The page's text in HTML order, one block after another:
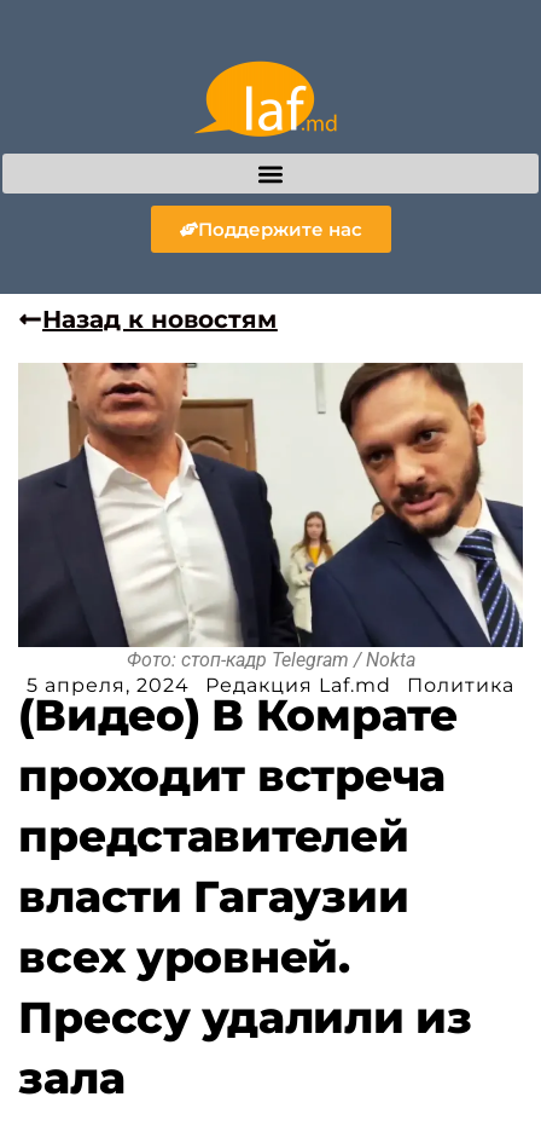
Поддержите нас
Назад к новостям
Фото: стоп-кадр Telegram / Nokta
5 апреля, 2024
Редакция Laf.md Политика
(Видео) В Комрате
проходит встреча
представителей
власти Гагаузии
всех уровней.
Прессу удалили из
зала